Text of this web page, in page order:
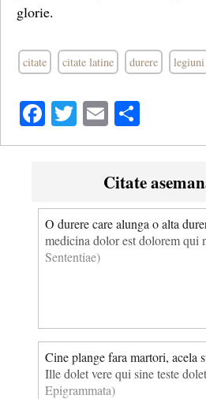
glorie.
citate citate latine durere legiuni
Facebook
Twitter
Email
Citate
O durere care alunga o alta
medicina dolor est dolorem qui
Sententiae)
Cine plange fara martori, acela
Ille dolet vere qui sine teste
Epigrammata)